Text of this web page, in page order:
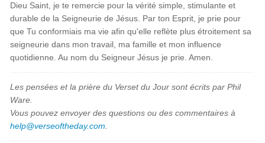
Dieu Saint, je te remercie pour la vérité simple, stimulante et
durable de la Seigneurie de Jésus. Par ton Esprit, je prie pour
que Tu conformiais ma vie afin qu'elle reflète plus étroitement sa
seigneurie dans mon travail, ma famille et mon influence
quotidienne. Au nom du Seigneur Jésus je prie. Amen.
Les pensées et la prière du Verset du Jour sont écrits par Phil
Ware.
Vous pouvez envoyer des questions ou des commentaires à
help@verseoftheday.com